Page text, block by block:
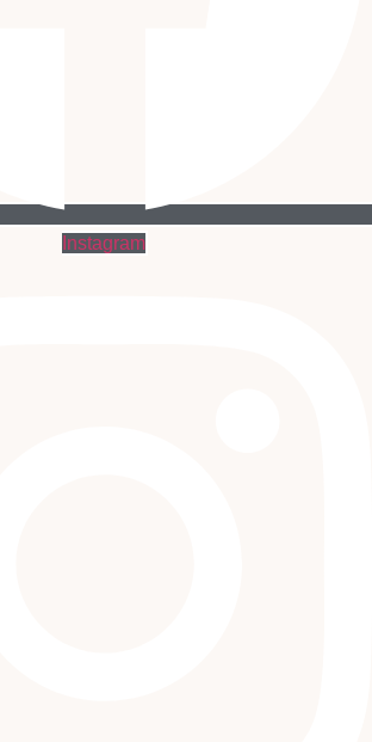
Instagram